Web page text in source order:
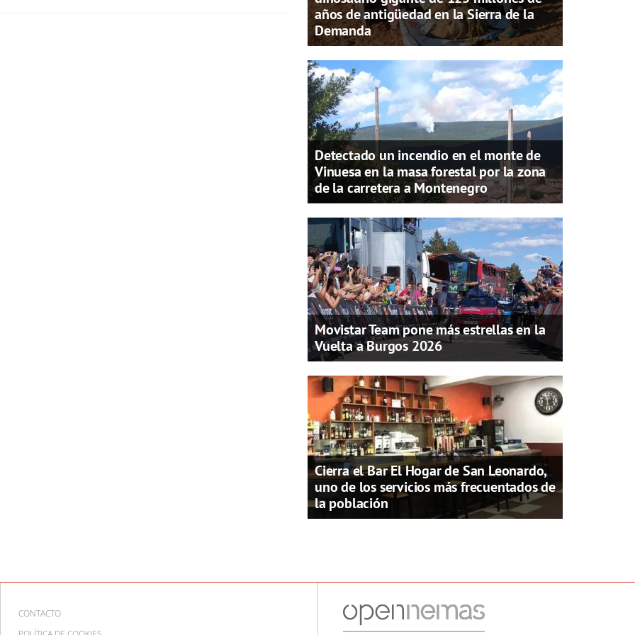
años de antigüedad en la Sierra de la
Demanda
Detectado un incendio en el monte de
Vinuesa en la masa forestal por la zona
de la carretera a Montenegro
Movistar Team pone más estrellas en la
Vuelta a Burgos 2026
Cierra el Bar El Hogar de San Leonardo,
uno de los servicios más frecuentados de
la población
CONTACTO